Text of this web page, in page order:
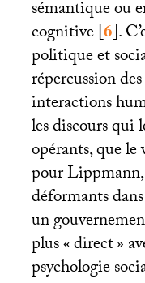
sémantique ou
cognitive[6].
politique et
répercussion
interactions
les discours qui
opérants, que le
pour Lippmann,
déformants
un
plus «direct»
psychologie